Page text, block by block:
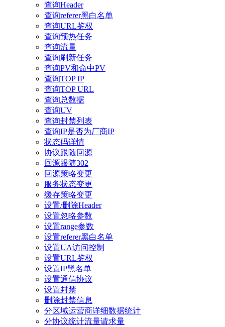
查询Header
查询referer黑白名单
查询URL鉴权
查询预热任务
查询流量
查询刷新任务
查询PV和命中PV
查询TOP IP
查询TOP URL
查询总数据
查询UV
查询封禁列表
查询IP是否为厂商IP
状态码详情
协议跟随回源
回源跟随302
回源策略变更
服务状态变更
缓存策略变更
设置/删除Header
设置忽略参数
设置range参数
设置referer黑白名单
设置UA访问控制
设置URL鉴权
设置IP黑名单
设置通信协议
设置封禁
删除封禁信息
分区域运营商详细数据统计
分协议统计流量请求量